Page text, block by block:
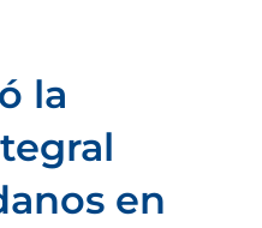
la
en